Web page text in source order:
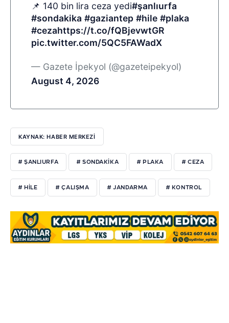
📌 140 bin lira ceza yedi#şanlıurfa
#sondakika #gaziantep #hile #plaka
#cezahttps://t.co/fQBjevwtGR
pic.twitter.com/5QC5FAWadX
— Gazete İpekyol (@gazeteipekyol)
August 4, 2026
KAYNAK: HABER MERKEZİ
# ŞANLIURFA # SONDAKIKA # PLAKA # CEZA
# HILE # ÇALIŞMA # JANDARMA # KONTROL